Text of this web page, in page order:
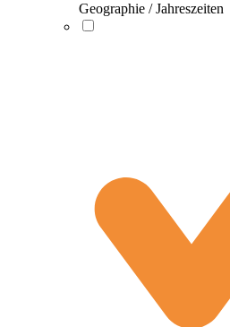
Geographie / Jahreszeiten